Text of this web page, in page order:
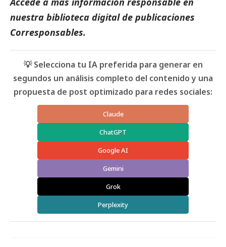
nuestra biblioteca digital de publicaciones
Corresponsables.
💡 Selecciona tu IA preferida para generar en
segundos un análisis completo del contenido y una
propuesta de post optimizado para redes sociales:
Claude
ChatGPT
Google AI
Gemini
Grok
Perplexity